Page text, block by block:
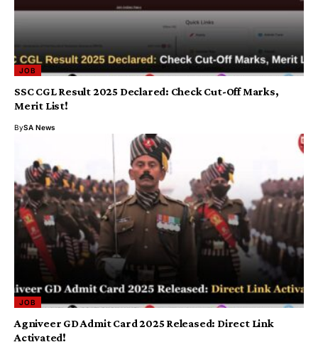
JOB
SSC CGL Result 2025 Declared: Check Cut-Off Marks,
Merit List!
BySA News
JOB
Agniveer GD Admit Card 2025 Released: Direct Link
Activated!